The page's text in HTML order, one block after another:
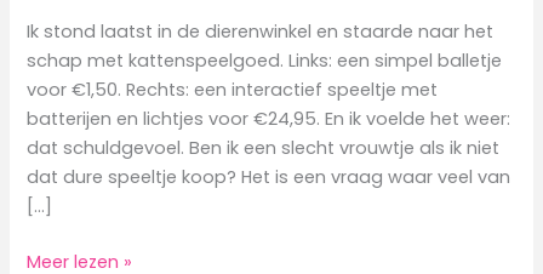
Ik stond laatst in de dierenwinkel en staarde naar het
schap met kattenspeelgoed. Links: een simpel balletje
voor €1,50. Rechts: een interactief speeltje met
batterijen en lichtjes voor €24,95. En ik voelde het weer:
dat schuldgevoel. Ben ik een slecht vrouwtje als ik niet
dat dure speeltje koop? Het is een vraag waar veel van
[…]
Wanneer
Meer lezen »